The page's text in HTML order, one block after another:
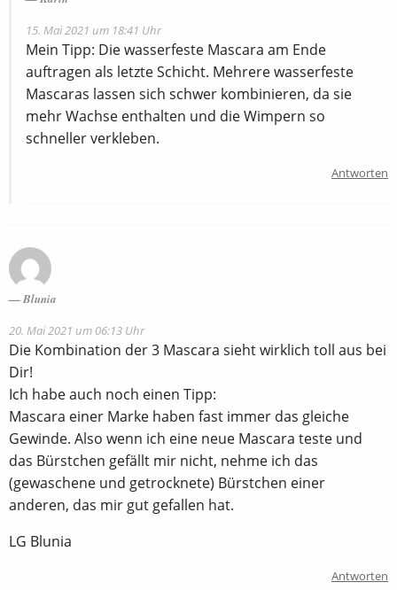
15. Mai 2021 um 18:41 Uhr
Mein Tipp: Die wasserfeste Mascara am Ende
auftragen als letzte Schicht. Mehrere wasserfeste
Mascaras lassen sich schwer kombinieren, da sie
mehr Wachse enthalten und die Wimpern so
schneller verkleben.
Antworten
Blunia
20. Mai 2021 um 06:13 Uhr
Die Kombination der 3 Mascara sieht wirklich toll aus bei
Dir!
Ich habe auch noch einen Tipp:
Mascara einer Marke haben fast immer das gleiche
Gewinde. Also wenn ich eine neue Mascara teste und
das Bürstchen gefällt mir nicht, nehme ich das
(gewaschene und getrocknete) Bürstchen einer
anderen, das mir gut gefallen hat.
LG Blunia
Antworten